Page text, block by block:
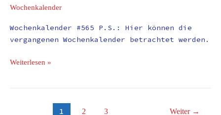
Wochenkalender
Wochenkalender #565 P.S.: Hier können die
vergangenen Wochenkalender betrachtet werden.
Weiterlesen »
1 2 3 Weiter →